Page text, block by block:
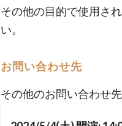
その他の目的で使用さ
い。
お問い合わせ先
その他のお問い合わせ先